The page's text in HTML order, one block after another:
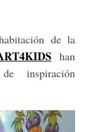
de la
han
inspiración